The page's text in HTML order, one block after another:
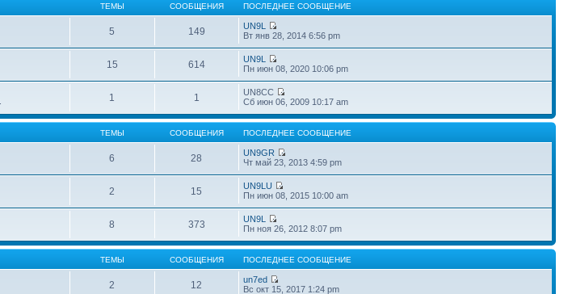
ТЕМЫ СООБЩЕНИЯ ПОСЛЕДНЕЕ СООБЩЕНИЕ
5 149
UN9L
Вт янв 28, 2014 6:56 pm
15 614
UN9L
Пн июн 08, 2020 10:06 pm
1 1
UN8CC
Сб июн 06, 2009 10:17 am
ТЕМЫ СООБЩЕНИЯ ПОСЛЕДНЕЕ СООБЩЕНИЕ
6 28
UN9GR
Чт май 23, 2013 4:59 pm
2 15
UN9LU
Пн июн 08, 2015 10:00 am
8 373
UN9L
Пн ноя 26, 2012 8:07 pm
ТЕМЫ СООБЩЕНИЯ ПОСЛЕДНЕЕ СООБЩЕНИЕ
2 12
un7ed
Вс окт 15, 2017 1:24 pm